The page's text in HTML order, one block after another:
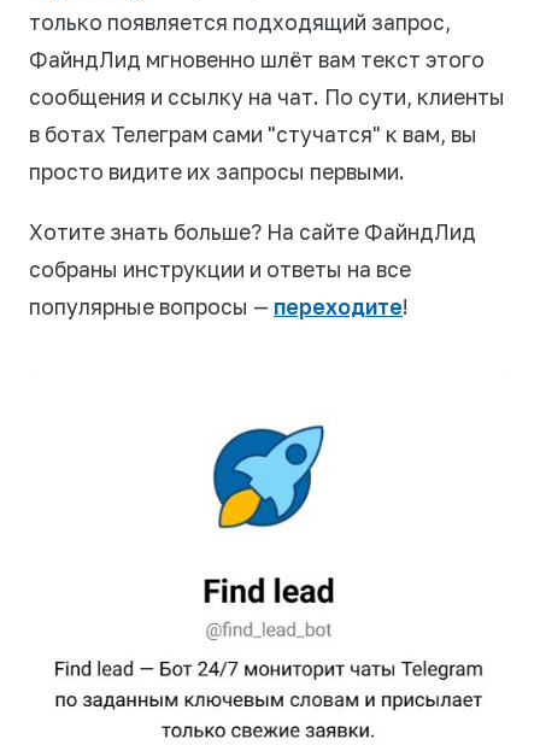
только появляется подходящий запрос,
ФайндЛид мгновенно шлёт вам текст этого
сообщения и ссылку на чат. По сути, клиенты
в ботах Телеграм сами "стучатся" к вам, вы
просто видите их запросы первыми.
Хотите знать больше? На сайте ФайндЛид
собраны инструкции и ответы на все
популярные вопросы — переходите!